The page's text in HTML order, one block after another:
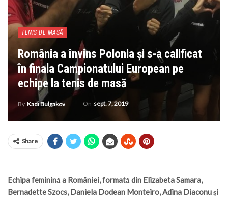
TENIS DE MASĂ
România a învins Polonia şi s-a calificat
în finala Campionatului European pe
echipe la tenis de masă
By Kadi Bulgakov On sept. 7, 2019
Share
Echipa feminină a României, formată din Elizabeta Samara,
Bernadette Szocs, Daniela Dodean Monteiro, Adina Diaconu şi